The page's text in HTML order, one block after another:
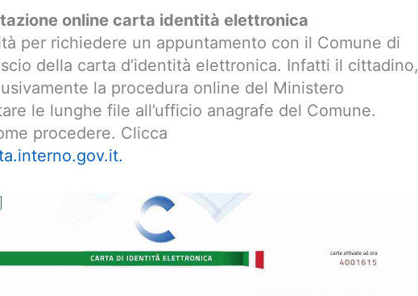
online carta identità elettronica
per richiedere un appuntamento con il Comune di
della carta d’identità elettronica. Infatti il cittadino,
la procedura online del Ministero
le lunghe file all’ufficio anagrafe del Comune.
procedere. Clicca